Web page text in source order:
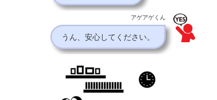
アゲアゲくん
うん、安心してください。